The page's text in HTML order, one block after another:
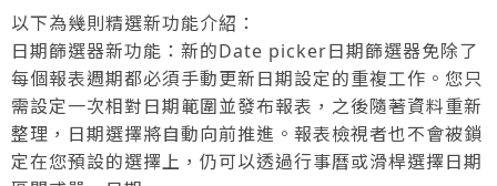
以下為幾則精選新功能介紹：
日期篩選器新功能：新的Date picker日期篩選器免除了
每個報表週期都必須手動更新日期設定的重複工作。您只
需設定一次相對日期範圍並發布報表，之後隨著資料重新
整理，日期選擇將自動向前推進。報表檢視者也不會被鎖
定在您預設的選擇上，仍可以透過行事曆或滑桿選擇日期